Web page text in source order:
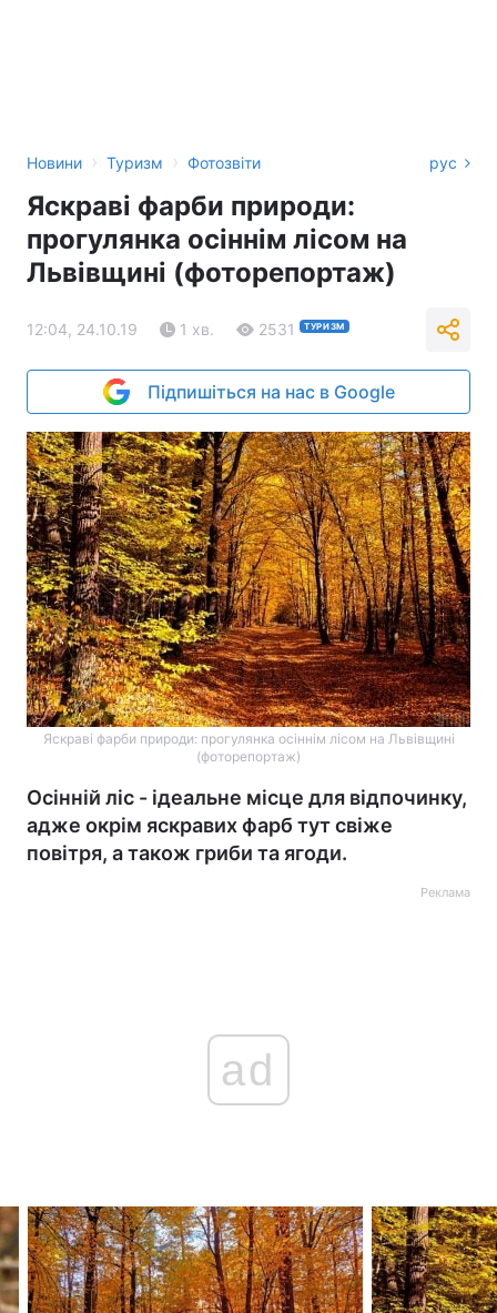
Новини › Туризм › Фотозвіти рус
Яскраві фарби природи:
прогулянка осіннім лісом на
Львівщині (фоторепортаж)
12:04, 24.10.19 1 хв. 2531 ТУРИЗМ
Підпишіться на нас в Google
Яскраві фарби природи: прогулянка осіннім лісом на Львівщині
(фоторепортаж)
Осінній ліс - ідеальне місце для відпочинку,
адже окрім яскравих фарб тут свіже
повітря, а також гриби та ягоди.
Реклама
ad